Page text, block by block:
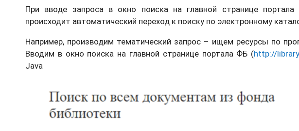
При вводе запроса в окно поиска на главной странице портала
происходит автоматический переход к поиску по электронному
Например, производим тематический запрос – ищем ресурсы по
Вводим в окно поиска на главной странице портала ФБ (http://
Java